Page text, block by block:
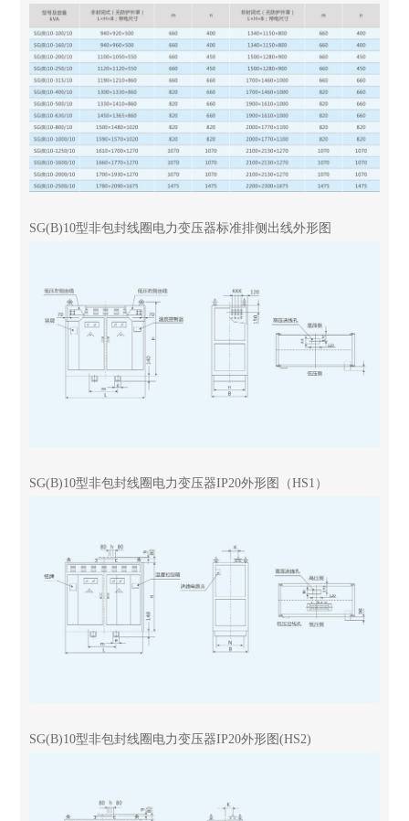
SG(B)10型非包封线圈电力变压器标准排侧出线外形图
SG(B)10型非包封线圈电力变压器IP20外形图（HS1）
SG(B)10型非包封线圈电力变压器IP20外形图(HS2)